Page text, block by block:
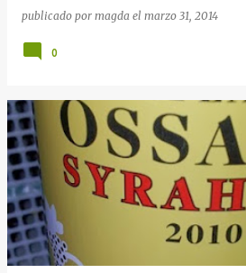
publicado por magda el marzo 31, 2014
0